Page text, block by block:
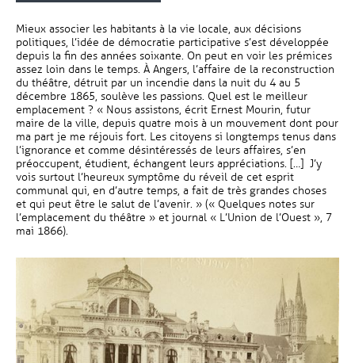
Mieux associer les habitants à la vie locale, aux décisions
politiques, l’idée de démocratie participative s’est développée
depuis la fin des années soixante. On peut en voir les prémices
assez loin dans le temps. À Angers, l’affaire de la reconstruction
du théâtre, détruit par un incendie dans la nuit du 4 au 5
décembre 1865, soulève les passions. Quel est le meilleur
emplacement ? « Nous assistons, écrit Ernest Mourin, futur
maire de la ville, depuis quatre mois à un mouvement dont pour
ma part je me réjouis fort. Les citoyens si longtemps tenus dans
l’ignorance et comme désintéressés de leurs affaires, s’en
préoccupent, étudient, échangent leurs appréciations. […] J’y
vois surtout l’heureux symptôme du réveil de cet esprit
communal qui, en d’autre temps, a fait de très grandes choses
et qui peut être le salut de l’avenir. » (« Quelques notes sur
l’emplacement du théâtre » et journal « L’Union de l’Ouest », 7
mai 1866).